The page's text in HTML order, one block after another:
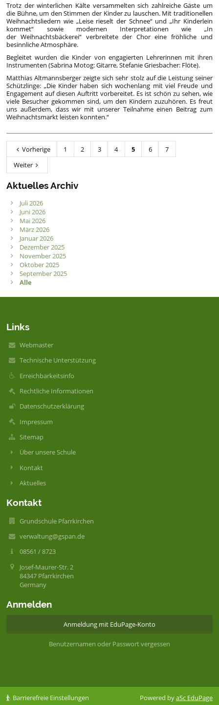
Trotz der winterlichen Kälte versammelten sich zahlreiche Gäste um
die Bühne, um den Stimmen der Kinder zu lauschen. Mit traditionellen
Weihnachtsliedern wie „Leise rieselt der Schnee“ und „Ihr Kinderlein
kommet“ sowie modernen Interpretationen wie „In
der Weihnachtsbäckerei“ verbreitete der Chor eine fröhliche und
besinnliche Atmosphäre.
Begleitet wurden die Kinder von engagierten Lehrerinnen mit ihren
Instrumenten (Sabrina Motog: Gitarre, Stefanie Griesbacher: Flöte).
Matthias Altmannsberger zeigte sich sehr stolz auf die Leistung seiner
Schützlinge: „Die Kinder haben sich wochenlang mit viel Freude und
Engagement auf diesen Auftritt vorbereitet. Es ist schön zu sehen, wie
viele Besucher gekommen sind, um den Kindern zuzuhören. Es freut
uns außerdem, dass wir mit unserer Teilnahme einen Beitrag zum
Weihnachtsmarkt leisten konnten.“
Vorherige 1 2 3 4 5 6
7
Weiter
Aktuelles Archiv
Juli 2026
Juni 2026
Mai 2026
März 2026
Januar 2026
Dezember 2025
November 2025
Oktober 2025
September 2025
Alle
Links
Webmaster
Technische Unterstützung
Erreichbarkeitsinfo
Rechtliche Informationen
Datenschutzerklärung
Impressum
Sitemap
Über unsere Schule
Kontakt
Aktuelles
Kontakt
Grundschule Pfarrkirchen
verwaltung@gspan.de
08561 / 8723
Josef-Maurer-Str. 2
84347 Pfarrkirchen
Germany
Anmelden
Anmeldung mit EduPage-Konto
Benutzernamen oder Passwort vergessen
Barrierefreie Einstellungen Powered byaSc EduPage